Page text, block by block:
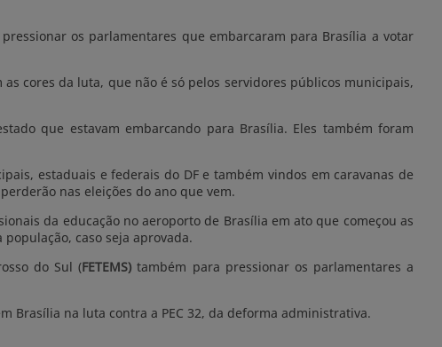
os parlamentares que embarcaram para Brasília a votar
cores da luta, que não é só pelos servidores públicos municipais,
que estavam embarcando para Brasília. Eles também foram
estaduais e federais do DF e também vindos em caravanas de
nas eleições do ano que vem.
da educação no aeroporto de Brasília em ato que começou as
caso seja aprovada.
do Sul (FETEMS) também para pressionar os parlamentares a
Brasília na luta contra a PEC 32, da deforma administrativa.